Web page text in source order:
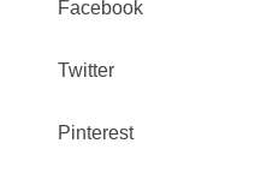
Facebook
Twitter
Pinterest